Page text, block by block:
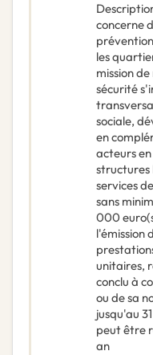
concerne
les
mission
sécurité
sociale,
en
acteurs
structures
services
sans
000
l'émission
unitaires,
conclu à
ou de sa
jusqu'au
peut être
an